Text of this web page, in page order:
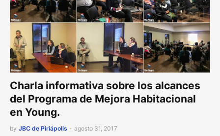
Charla informativa sobre los alcances
del Programa de Mejora Habitacional
en Young.
by JBC de Piriápolis - agosto 31, 2017